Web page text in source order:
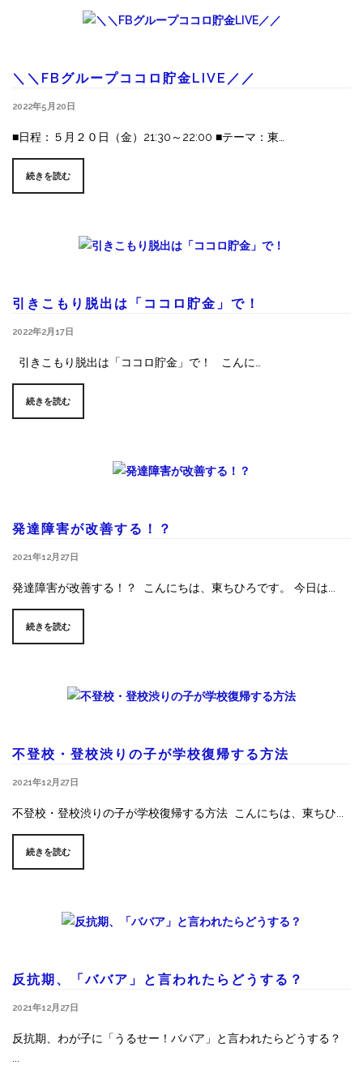
＼＼FBグループココロ貯金LIVE／／
2022年5月20日
■日程：５月２０日（金）21:30～22:00 ■テーマ：東…
続きを読む
引きこもり脱出は「ココロ貯金」で！
2022年2月17日
引きこもり脱出は「ココロ貯金」で！ こんに…
続きを読む
発達障害が改善する！？
2021年12月27日
発達障害が改善する！？ こんにちは、東ちひろです。 今日は...
続きを読む
不登校・登校渋りの子が学校復帰する方法
2021年12月27日
不登校・登校渋りの子が学校復帰する方法 こんにちは、東ちひ...
続きを読む
反抗期、「ババア」と言われたらどうする？
2021年12月27日
反抗期、わが子に「うるせー！ババア」と言われたらどうする？